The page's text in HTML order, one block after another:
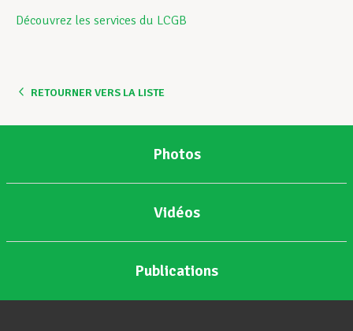
Découvrez les services du LCGB
RETOURNER VERS LA LISTE
Photos
Vidéos
Publications